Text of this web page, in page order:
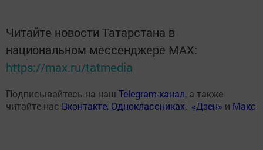
Читайте новости Татарстана в
национальном мессенджере MАХ:
https://max.ru/tatmedia
Подписывайтесь на наш Telegram-канал, а также
читайте нас Вконтакте, Одноклассниках, «Дзен» и Макс